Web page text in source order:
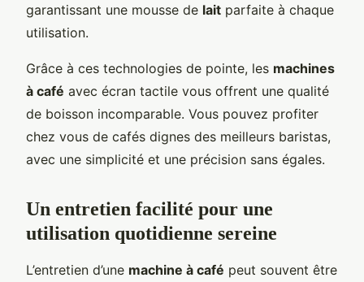
garantissant une mousse de lait parfaite à chaque
utilisation.
Grâce à ces technologies de pointe, les machines
à café avec écran tactile vous offrent une qualité
de boisson incomparable. Vous pouvez profiter
chez vous de cafés dignes des meilleurs baristas,
avec une simplicité et une précision sans égales.
Un entretien facilité pour une
utilisation quotidienne sereine
L’entretien d’une machine à café peut souvent être